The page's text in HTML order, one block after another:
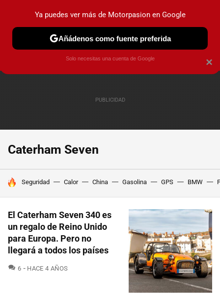
PRUEBAS COCHES ELÉCTRICOS OBSERVATORIO
Caterham Seven
HOY SE HABLA DE
Seguridad Calor China Gasolina GPS BMW
El Caterham Seven 340 es
un regalo de Reino Unido
para Europa. Pero no
llegará a todos los países
6 COMENTARIOS
HACE 4 AÑOS
×
Ya puedes ver más de Motorpasion en Google
Añádenos como fuente preferida
Solo necesitas una cuenta de Google